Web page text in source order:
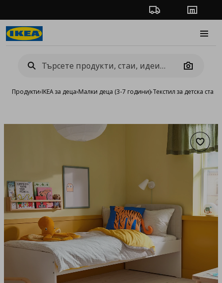
Проследяване на
Camera
Продукти›IKEA за деца›Малки деца (3-7 години)›Текстил за детска стая